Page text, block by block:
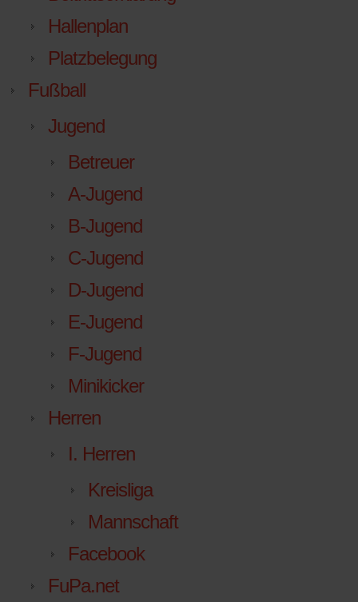
Hallenplan
Platzbelegung
Fußball
Jugend
Betreuer
A-Jugend
B-Jugend
C-Jugend
D-Jugend
E-Jugend
F-Jugend
Minikicker
Herren
I. Herren
Kreisliga
Mannschaft
Facebook
FuPa.net